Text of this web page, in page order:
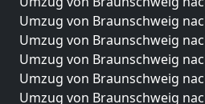
Umzug von Braunschweig
Umzug von Braunschweig
Umzug von Braunschweig
Umzug von Braunschweig
Umzug von Braunschweig